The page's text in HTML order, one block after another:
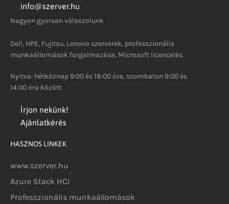
info@szerver.hu
Nagyon gyorsan válaszolunk
Dell, HPE, Fujitsu, Lenovo szerverek, professzionális
munkaállomások forgalmazása, Microsoft licencelés.
Nyitva: hétköznap 9:00 és 18:00 óra, szombaton 9:00 és
14:00 óra között.
Írjon nekünk!
Ajánlatkérés
HASZNOS LINKEK
www.szerver.hu
Azure Stack HCI
Professzionális munkaállomások